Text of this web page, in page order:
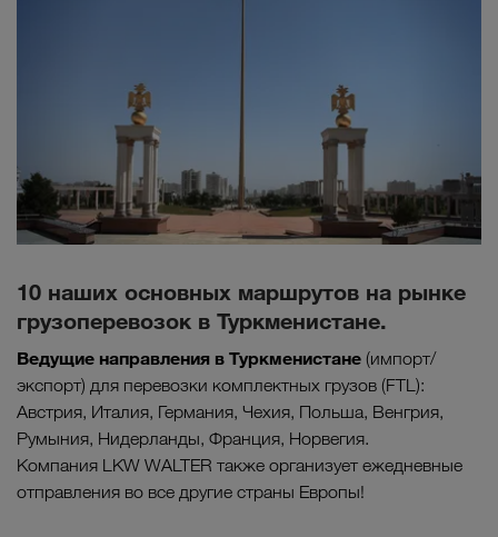
10 наших основных маршрутов на рынке
грузоперевозок в Туркменистане.
Ведущие направления в Туркменистане (импорт/
экспорт) для перевозки комплектных грузов (FTL):
Австрия, Италия, Германия, Чехия, Польша, Венгрия,
Румыния, Нидерланды, Франция, Норвегия.
Компания LKW WALTER также организует ежедневные
отправления во все другие страны Европы!